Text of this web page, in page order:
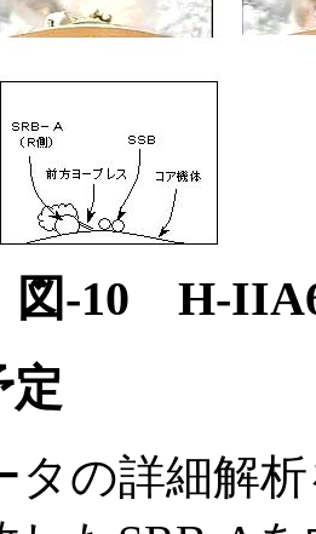
図-10 H-
定
タの詳細解